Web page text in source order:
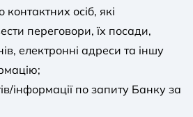
осіб, які
переговори, їх посади,
електронні адреси та іншу
інформації по запиту Банку за